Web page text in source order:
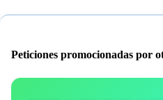
Peticiones promocionadas por